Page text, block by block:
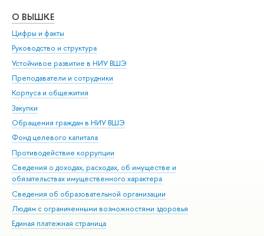
О ВЫШКЕ
Цифры и факты
Руководство и структура
Устойчивое развитие в НИУ ВШЭ
Преподаватели и сотрудники
Корпуса и общежития
Закупки
Обращения граждан в НИУ ВШЭ
Фонд целевого капитала
Противодействие коррупции
Сведения о доходах, расходах, об имуществе и
обязательствах имущественного характера
Сведения об образовательной организации
Людям с ограниченными возможностями здоровья
Единая платежная страница